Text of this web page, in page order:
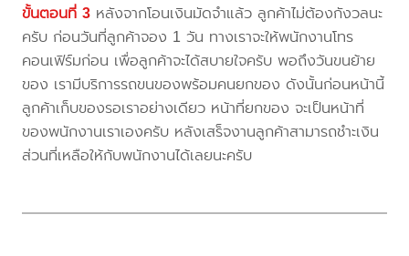
ขั้นตอนที่ 3 หลังจากโอนเงินมัดจำแล้ว ลูกค้าไม่ต้องกังวลนะ
ครับ ก่อนวันที่ลูกค้าจอง 1 วัน ทางเราจะให้พนักงานโทร
คอนเฟิร์มก่อน เพื่อลูกค้าจะได้สบายใจครับ พอถึงวันขนย้าย
ของ เรามีบริการรถขนของพร้อมคนยกของ ดังนั้นก่อนหน้านี้
ลูกค้าเก็บของรอเราอย่างเดียว หน้าที่ยกของ จะเป็นหน้าที่
ของพนักงานเราเองครับ หลังเสร็จงานลูกค้าสามารถชำะเงิน
ส่วนที่เหลือให้กับพนักงานได้เลยนะครับ